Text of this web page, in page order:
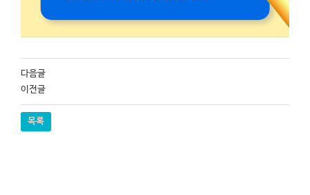
다음글
이전글
목록